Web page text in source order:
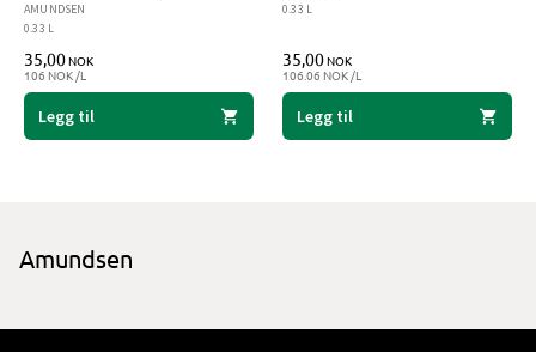
AMUNDSEN
0.33 L
35,00NOK
106 NOK /L
Legg til
0.33 L
35,00NOK
106.06 NOK /L
Legg til
Amundsen